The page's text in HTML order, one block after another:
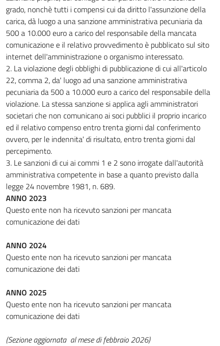
grado, nonchè tutti i compensi cui da diritto l'assunzione della
carica, dà luogo a una sanzione amministrativa pecuniaria da
500 a 10.000 euro a carico del responsabile della mancata
comunicazione e il relativo provvedimento è pubblicato sul sito
internet dell'amministrazione o organismo interessato.
2. La violazione degli obblighi di pubblicazione di cui all'articolo
22, comma 2, da' luogo ad una sanzione amministrativa
pecuniaria da 500 a 10.000 euro a carico del responsabile della
violazione. La stessa sanzione si applica agli amministratori
societari che non comunicano ai soci pubblici il proprio incarico
ed il relativo compenso entro trenta giorni dal conferimento
ovvero, per le indennita' di risultato, entro trenta giorni dal
percepimento.
3. Le sanzioni di cui ai commi 1 e 2 sono irrogate dall'autorità
amministrativa competente in base a quanto previsto dalla
legge 24 novembre 1981, n. 689.
ANNO 2023
Questo ente non ha ricevuto sanzioni per mancata
comunicazione dei dati
ANNO 2024
Questo ente non ha ricevuto sanzioni per mancata
comunicazione dei dati
ANNO 2025
Questo ente non ha ricevuto sanzioni per mancata
comunicazione dei dati
(Sezione aggiornata al mese di febbraio 2026)